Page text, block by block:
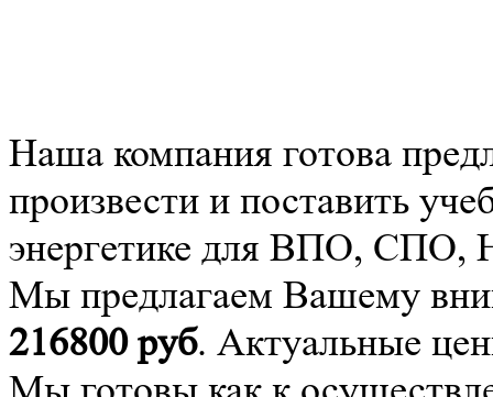
Наша компания готова
произвести и поставить
энергетике для ВПО,
Мы предлагаем Вашему
216800руб. Актуальные